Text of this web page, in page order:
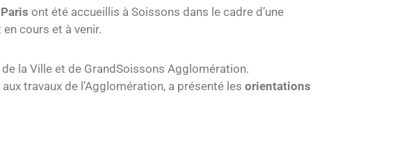
ont été accueillis à Soissons dans le cadre d’une
cours et à venir.
la Ville et de GrandSoissons Agglomération.
travaux de l’Agglomération, a présenté les orientations